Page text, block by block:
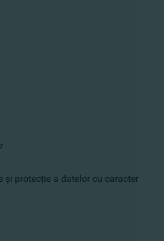
și protecție a datelor cu caracter